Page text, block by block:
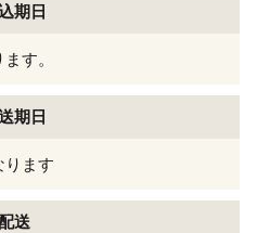
期日
す。
期日
ります
送